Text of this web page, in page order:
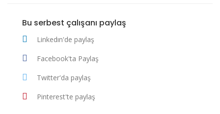
Bu serbest çalışanı paylaş
Linkedın'de paylaş
Facebook'ta Paylaş
Twitter'da paylaş
Pinterest'te paylaş